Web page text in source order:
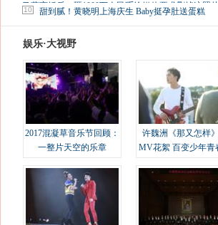
马蓉离婚后，砸1000万人民币给媒体要求删掉这照片
10 甜到腻！黄晓明上海庆生 Baby挺孕肚送蛋糕
娱乐·大视野
2017混凝草音乐节回顾：
一整片天空的乐章
许魏洲《那又怎样
MV花絮 百变少年青